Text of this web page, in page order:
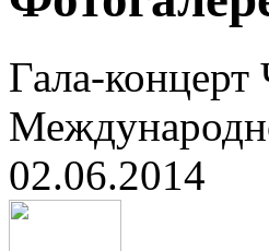
Гала-концерт
02.06.2014